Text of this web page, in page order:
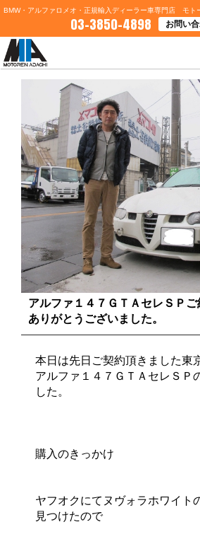
BMW・アルファロメオ・正規輸入ディーラー車専門店 モト
03-3850-4898 お問い
HOME>お客様の声
アルファ１４７ＧＴＡセレＳＰご
ありがとうございました。
本日は先日ご契約頂きました
アルファ１４７ＧＴＡセレＳＰ
した。
購入のきっかけ
ヤフオクにてヌヴォラホワイト
見つけたので